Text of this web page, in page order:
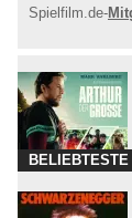
Spielfilm.de-